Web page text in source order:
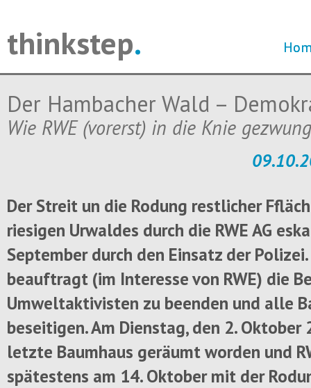
thinkstep.
Der Hambacher Wald –
Wie RWE (vorerst) in die Knie
Der Streit un die Rodung restlicher
riesigen Urwaldes durch die RWE AG
September durch den Einsatz der
beauftragt (im Interesse von RWE) die
Umweltaktivisten zu beenden und alle
beseitigen. Am Dienstag, den 2. Oktober
letzte Baumhaus geräumt worden und
spätestens am 14. Oktober mit der